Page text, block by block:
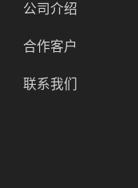
公司介绍
合作客户
联系我们